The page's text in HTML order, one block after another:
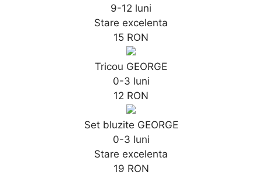
9-12 luni
Stare excelenta
15 RON
Tricou GEORGE
0-3 luni
12 RON
Set bluzite GEORGE
0-3 luni
Stare excelenta
19 RON